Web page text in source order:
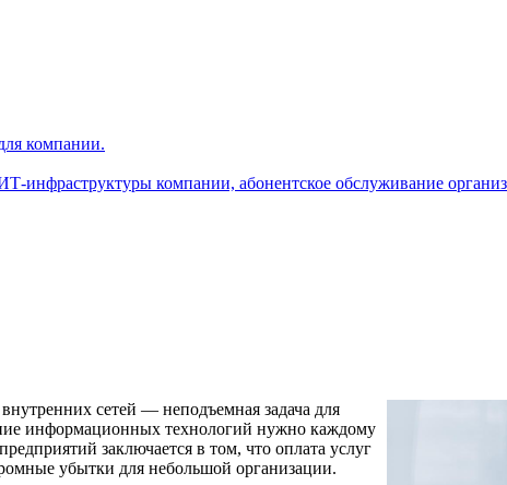
компании.
инфраструктуры компании, абонентское обслуживание
сетей — неподъемная задача для
информационных технологий нужно каждому
заключается в том, что оплата услуг
убытки для небольшой организации.